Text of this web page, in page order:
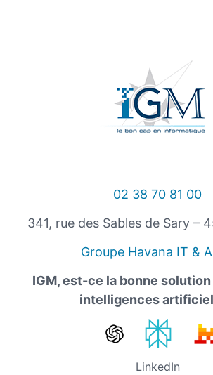
02 38 70 81 00
341, rue des Sables de Sary –
Groupe Havana IT &
IGM, est-ce la bonne solution
intelligences
LinkedIn